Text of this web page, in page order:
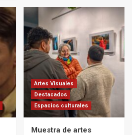
Artes Visuales
Destacados
Espacios culturales
Muestra de artes